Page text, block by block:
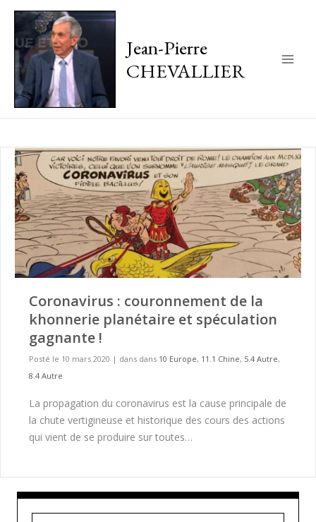
Jean-Pierre
CHEVALLIER
Coronavirus : couronnement de la
khonnerie planétaire et spéculation
gagnante !
Posté le 10 mars 2020 | dans dans 10 Europe, 11.1 Chine, 5.4 Autre,
8.4 Autre
La propagation du coronavirus est la cause principale de
la chute vertigineuse et historique des cours des actions
qui vient de se produire sur toutes…